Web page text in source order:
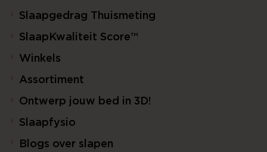
Slaapgedrag Thuismeting
SlaapKwaliteit Score™
Winkels
Assortiment
Ontwerp jouw bed in 3D!
Slaapfysio
Blogs over slapen